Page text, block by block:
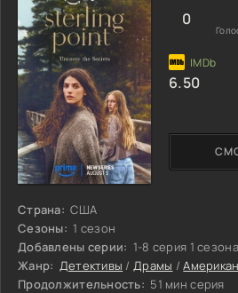
Страна: США
Сезоны: 1 сезон
Добавлены серии: 1-8 серия 1 сезона
Жанр: Детективы /Драмы /
Продолжительность: 51 мин серия
0
6.50